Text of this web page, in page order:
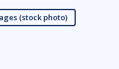
(stock photo)